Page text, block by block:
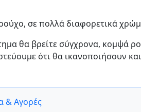
σε πολλά διαφορετικά
θα βρείτε σύγχρονα, κομψά
ότι θα ικανοποιήσουν
& Αγορές